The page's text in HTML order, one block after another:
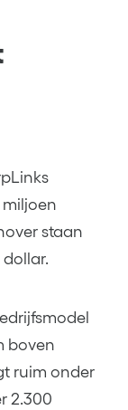
staan
boven
ruim onder
2.300